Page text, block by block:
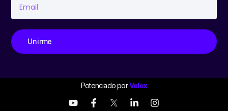
Unirme
Potenciado porVelox